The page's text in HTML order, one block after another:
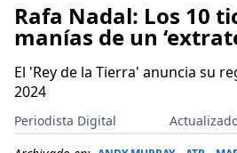
Rafa Nadal: Los 10
manías de un
El 'Rey de la Tierra' anuncia su
2024
Periodista Digital